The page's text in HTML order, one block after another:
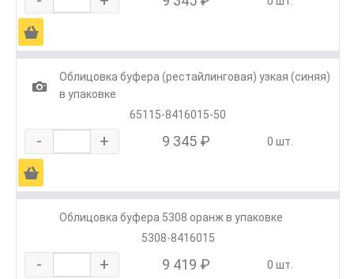
Ä
1
Облицовка буфера (рестайлинговая) узкая (синяя)
в упаковке
65115-8416015-50
- + 9 345 ₽ 0 шт.
Ä
Облицовка буфера 5308 оранж в упаковке
5308-8416015
- + 9 419 ₽ 0 шт.